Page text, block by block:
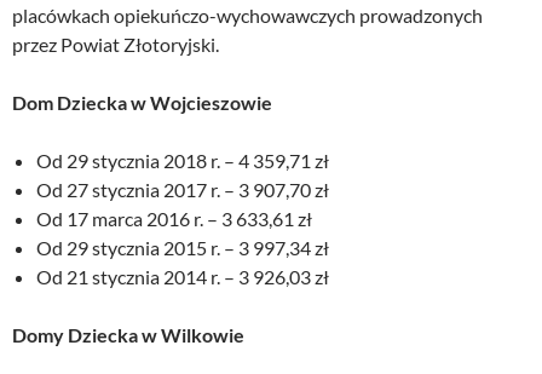
placówkach opiekuńczo-wychowawczych prowadzonych
przez Powiat Złotoryjski.
Dom Dziecka w Wojcieszowie
Od 29 stycznia 2018 r. – 4 359,71 zł
Od 27 stycznia 2017 r. – 3 907,70 zł
Od 17 marca 2016 r. – 3 633,61 zł
Od 29 stycznia 2015 r. – 3 997,34 zł
Od 21 stycznia 2014 r. – 3 926,03 zł
Domy Dziecka w Wilkowie